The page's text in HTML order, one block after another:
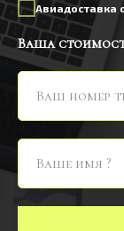
Авиадоставка
Ваша